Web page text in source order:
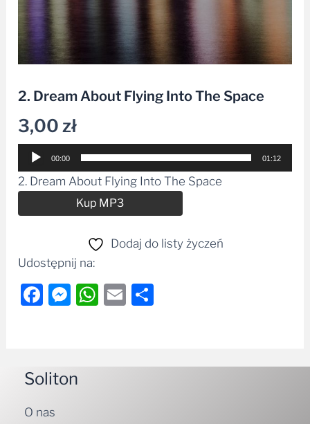
2. Dream About Flying Into The Space
3,00zł
Odtwarzacz
plików
dźwiękowych
00:00 01:12
2. Dream About Flying Into The Space
Kup MP3
Dodaj do listy życzeń
Udostępnij na:
Facebook
Messenger
WhatsApp
Email
Soliton
O nas